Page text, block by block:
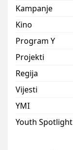
Kampanje
Kino
Program Y
Projekti
Regija
Vijesti
YMI
Youth Spotlight